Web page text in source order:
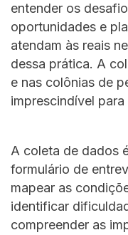
entender os
oportunidades e
atendam às reais
dessa prática. A
e nas colônias de
imprescindível
A coleta de dados
formulário de
mapear as
identificar
compreender as